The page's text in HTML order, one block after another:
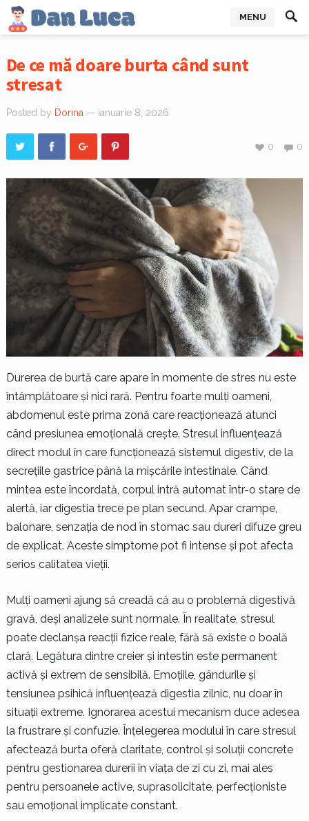
MENU
De ce mă doare burta când sunt
stresat
Posted by Dorina — ianuarie 8, 2026
0
0
Durerea de burtă care apare în momente de stres nu este
întâmplătoare și nici rară. Pentru foarte mulți oameni,
abdomenul este prima zonă care reacționează atunci
când presiunea emoțională crește. Stresul influențează
direct modul în care funcționează sistemul digestiv, de la
secrețiile gastrice până la mișcările intestinale. Când
mintea este încordată, corpul intră automat într-o stare de
alertă, iar digestia trece pe plan secund. Apar crampe,
balonare, senzația de nod în stomac sau dureri difuze greu
de explicat. Aceste simptome pot fi intense și pot afecta
serios calitatea vieții.
Mulți oameni ajung să creadă că au o problemă digestivă
gravă, deși analizele sunt normale. În realitate, stresul
poate declanșa reacții fizice reale, fără să existe o boală
clară. Legătura dintre creier și intestin este permanent
activă și extrem de sensibilă. Emoțiile, gândurile și
tensiunea psihică influențează digestia zilnic, nu doar în
situații extreme. Ignorarea acestui mecanism duce adesea
la frustrare și confuzie. Înțelegerea modului în care stresul
afectează burta oferă claritate, control și soluții concrete
pentru gestionarea durerii în viața de zi cu zi, mai ales
pentru persoanele active, suprasolicitate, perfecționiste
sau emoțional implicate constant.